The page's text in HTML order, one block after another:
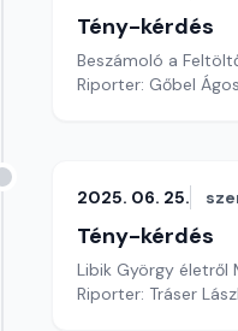
Tény-kérdés
Beszámoló a
Riporter: Gőbel
2025. 06. 25.
Tény-kérdés
Libik György életről
Riporter: Tráser